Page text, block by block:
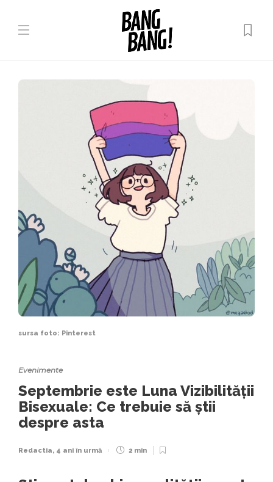
sursa foto: Pinterest
Evenimente
Septembrie este Luna Vizibilității
Bisexuale: Ce trebuie să știi
despre asta
Redactia, 4 ani în urmă 2 min